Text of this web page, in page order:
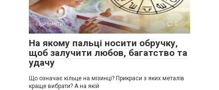
Прикмети 0
На якому пальці носити обручку,
щоб залучити любов, багатство та
удачу
Що означає кільце на мізинці? Прикраси з яких металів
краще вибрати? А на якій